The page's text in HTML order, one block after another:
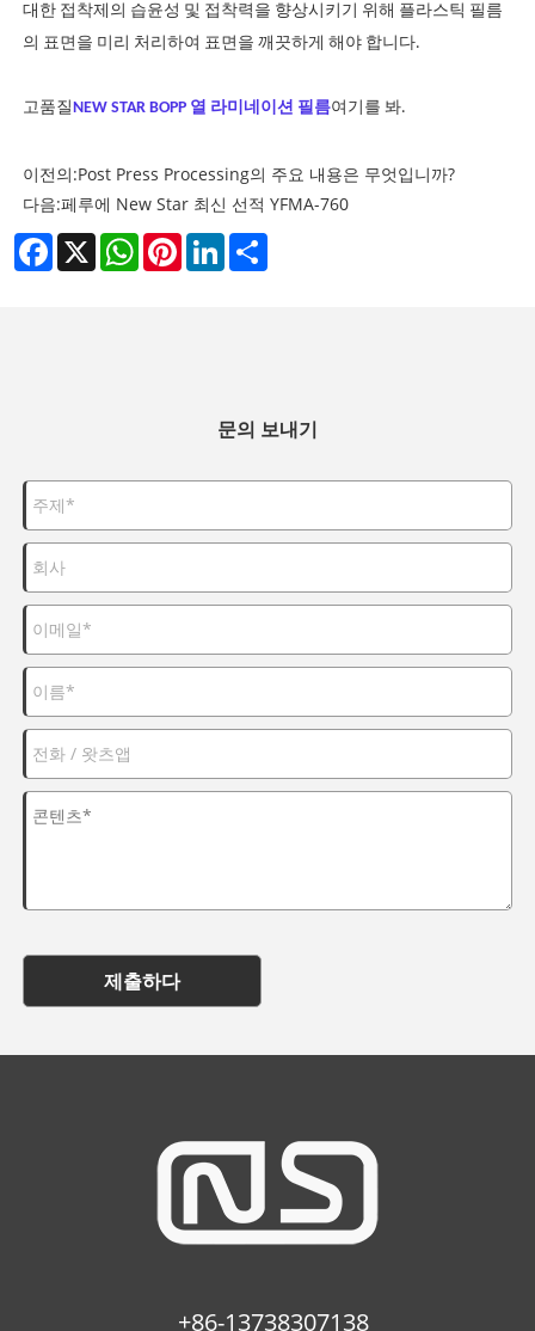
대한 접착제의 습윤성 및 접착력을 향상시키기 위해 플라스틱 필름
의 표면을 미리 처리하여 표면을 깨끗하게 해야 합니다.
고품질NEW STAR BOPP 열 라미네이션 필름여기를 봐.
이전의:Post Press Processing의 주요 내용은 무엇입니까?
다음:페루에 New Star 최신 선적 YFMA-760
Facebook
X WhatsAppPinterestLinkedIn
문의 보내기
제출하다
+86-13738307138